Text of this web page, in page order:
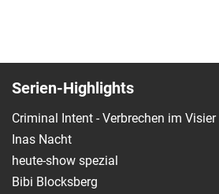
Serien-Highlights
Criminal Intent - Verbrechen im Visier
Inas Nacht
heute-show spezial
Bibi Blocksberg